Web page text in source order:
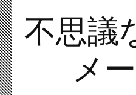
不思議
メ